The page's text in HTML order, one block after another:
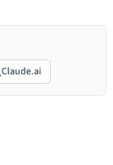
Claude.ai